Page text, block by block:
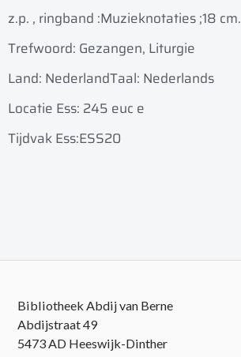
z.p. , ringband :Muzieknotaties ;18 cm.
Trefwoord: Gezangen, Liturgie
Land: NederlandTaal: Nederlands
Locatie Ess: 245 euc e
Tijdvak Ess:ESS20
Bibliotheek Abdij van Berne
Abdijstraat 49
5473 AD Heeswijk-Dinther